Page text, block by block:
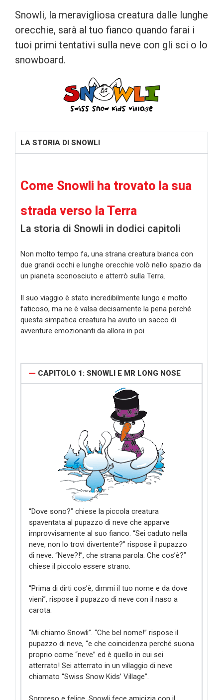
Snowli, la meravigliosa creatura dalle lunghe
orecchie, sarà al tuo fianco quando farai i
tuoi primi tentativi sulla neve con gli sci o lo
snowboard.
LA STORIA DI SNOWLI
Come Snowli ha trovato la sua
strada verso la Terra
La storia di Snowli in dodici capitoli
Non molto tempo fa, una strana creatura bianca con
due grandi occhi e lunghe orecchie volò nello spazio da
un pianeta sconosciuto e atterrò sulla Terra.
Il suo viaggio è stato incredibilmente lungo e molto
faticoso, ma ne è valsa decisamente la pena perché
questa simpatica creatura ha avuto un sacco di
avventure emozionanti da allora in poi.
CAPITOLO 1: SNOWLI E MR LONG NOSE
“Dove sono?” chiese la piccola creatura
spaventata al pupazzo di neve che apparve
improvvisamente al suo fianco. “Sei caduto nella
neve, non lo trovi divertente?” rispose il pupazzo
di neve. “Neve?!”, che strana parola. Che cos’è?”
chiese il piccolo essere strano.
“Prima di dirti cos’è, dimmi il tuo nome e da dove
vieni”, rispose il pupazzo di neve con il naso a
carota.
“Mi chiamo Snowli”. “Che bel nome!” rispose il
pupazzo di neve, “e che coincidenza perché suona
proprio come “neve” ed è quello in cui sei
atterrato! Sei atterrato in un villaggio di neve
chiamato “Swiss Snow Kids’ Village”.